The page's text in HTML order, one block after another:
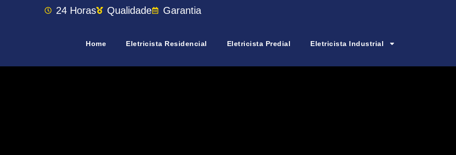
24 Horas Qualidade Garantia
Home Eletricista Residencial Eletricista Predial Eletricista Industrial